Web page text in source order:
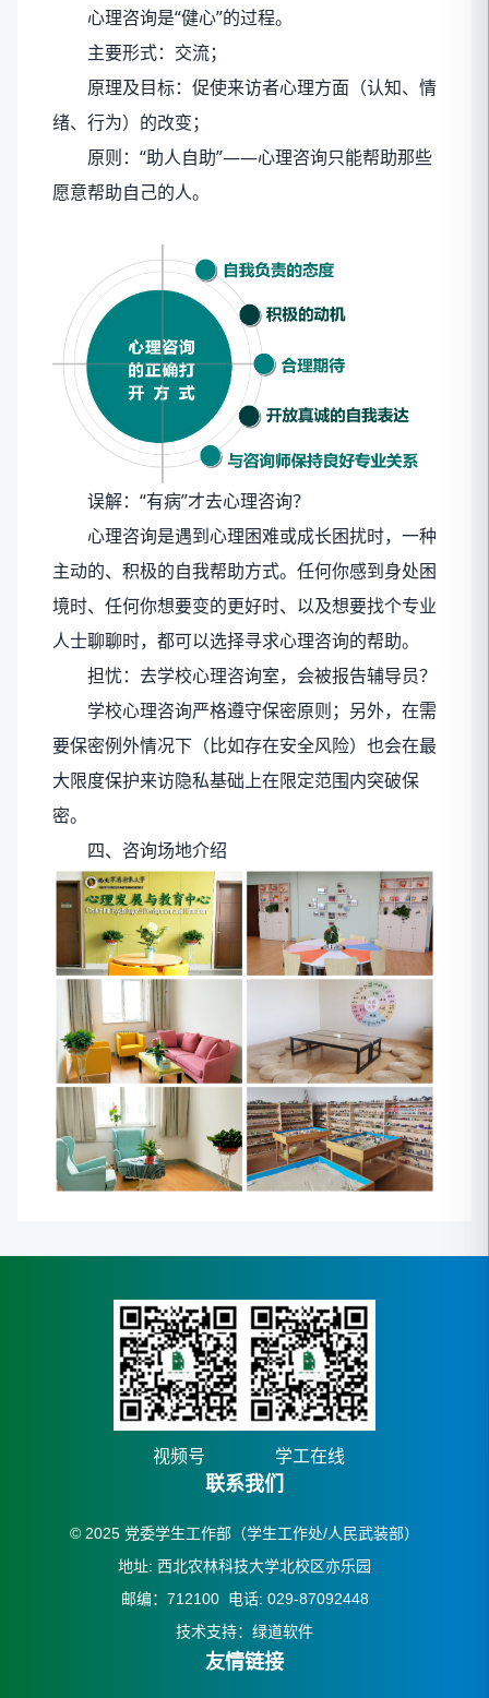
心理咨询是“健心”的过程。
主要形式：交流；
原理及目标：促使来访者心理方面（认知、情
绪、行为）的改变；
原则：“助人自助”——心理咨询只能帮助那些
愿意帮助自己的人。
误解：“有病”才去心理咨询？
心理咨询是遇到心理困难或成长困扰时，一种
主动的、积极的自我帮助方式。任何你感到身处困
境时、任何你想要变的更好时、以及想要找个专业
人士聊聊时，都可以选择寻求心理咨询的帮助。
担忧：去学校心理咨询室，会被报告辅导员？
学校心理咨询严格遵守保密原则；另外，在需
要保密例外情况下（比如存在安全风险）也会在最
大限度保护来访隐私基础上在限定范围内突破保
密。
四、咨询场地介绍
视频号 学工在线
联系我们
© 2025 党委学生工作部（学生工作处/人民武装部）
地址: 西北农林科技大学北校区亦乐园
邮编：712100 电话: 029-87092448
技术支持：绿道软件
友情链接